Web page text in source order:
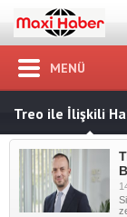
MENÜ
Treo ile İlişkili